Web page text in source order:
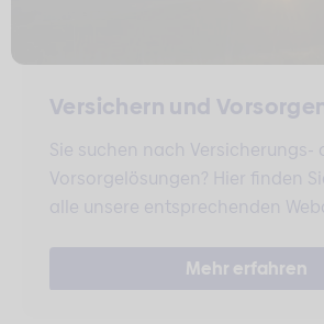
Versichern und
Sie suchen nach Versicherungs-
Vorsorgelösungen? Hier finden
alle unsere entsprechenden
Mehr erfahren